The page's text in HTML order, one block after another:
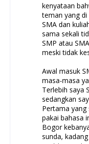
kenyataan
teman yang
SMA dan
sama sekali
SMP atau
meski tidak
Awal masuk
masa-masa
Terlebih saya
sedangkan
Pertama yang
pakai bahasa
Bogor
sunda,